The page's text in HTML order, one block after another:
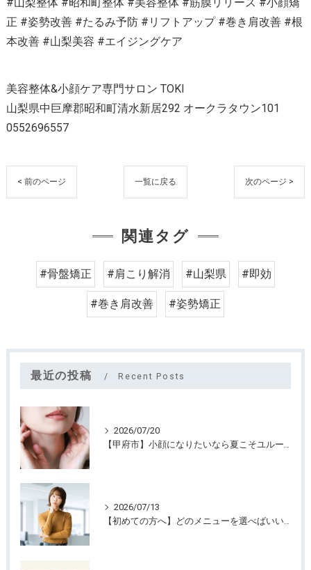
正 #姿勢改善 #たるみ予防 #リフトアップ #巻き肩改善 #根
本改善 #山梨美容 #エイジングケア
美容整体&小顔ケア専門サロン TOKI
山梨県中巨摩郡昭和町清水新居292 オークラタウン101
0552696557
< 前のページ 一覧に戻る 次のページ >
関連タグ
#骨盤矯正 #肩こり解消 #山梨県 #即効
#巻き肩改善 #姿勢矯正
最近の投稿 Recent Posts
2026/07/20
2026/07/13
【初めての方へ】どのメニューを選べばいいのか迷っていませんか？